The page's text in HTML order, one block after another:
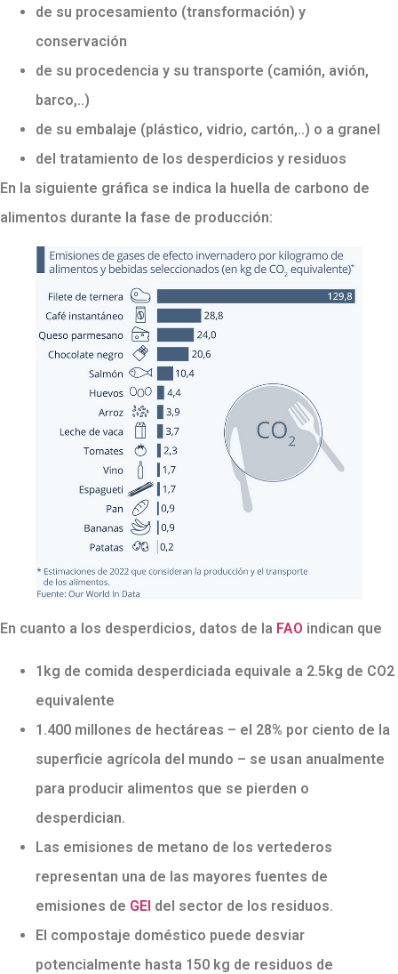
de su procesamiento (transformación) y
conservación
de su procedencia y su transporte (camión, avión,
barco,..)
de su embalaje (plástico, vidrio, cartón,..) o a granel
del tratamiento de los desperdicios y residuos
En la siguiente gráfica se indica la huella de carbono de
alimentos durante la fase de producción:
En cuanto a los desperdicios, datos de la FAO indican que
1kg de comida desperdiciada equivale a 2.5kg de CO2
equivalente
1.400 millones de hectáreas – el 28% por ciento de la
superficie agrícola del mundo – se usan anualmente
para producir alimentos que se pierden o
desperdician.
Las emisiones de metano de los vertederos
representan una de las mayores fuentes de
emisiones de GEI del sector de los residuos.
El compostaje doméstico puede desviar
potencialmente hasta 150 kg de residuos de